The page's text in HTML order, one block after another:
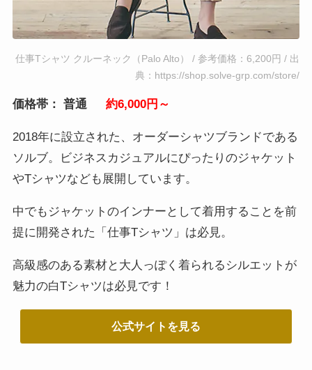
仕事Tシャツ クルーネック（Palo Alto） / 参考価格：6,200円 / 出
典：https://shop.solve-grp.com/store/
価格帯： 普通 約6,000円～
2018年に設立された、オーダーシャツブランドである
ソルブ。ビジネスカジュアルにぴったりのジャケット
やTシャツなども展開しています。
中でもジャケットのインナーとして着用することを前
提に開発された「仕事Tシャツ」は必見。
高級感のある素材と大人っぽく着られるシルエットが
魅力の白Tシャツは必見です！
公式サイトを見る